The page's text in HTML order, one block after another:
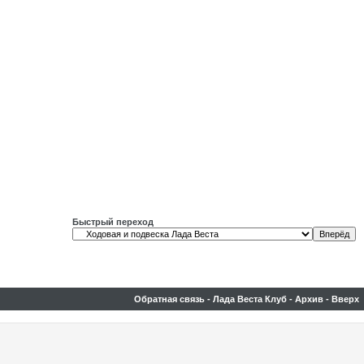
Быстрый переход
Обратная связь - Лада Веста Клуб - Архив - Вверх